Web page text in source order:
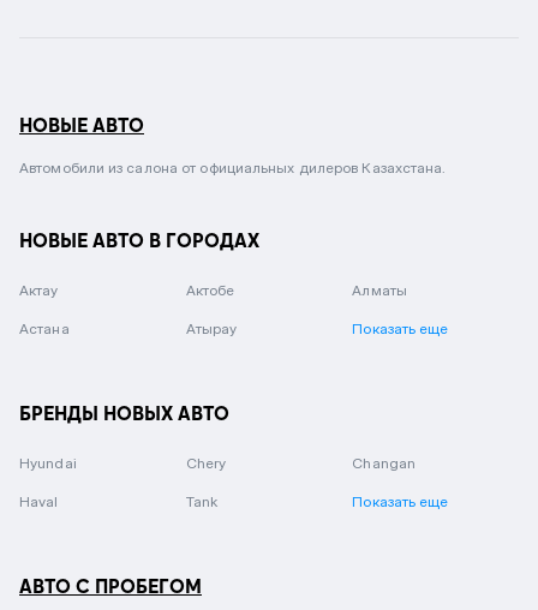
НОВЫЕ АВТО
Автомобили из салона от официальных дилеров Казахстана.
НОВЫЕ АВТО В ГОРОДАХ
Актау Актобе Алматы
Астана Атырау Показать еще
БРЕНДЫ НОВЫХ АВТО
Hyundai Chery Changan
Haval Tank Показать еще
АВТО С ПРОБЕГОМ